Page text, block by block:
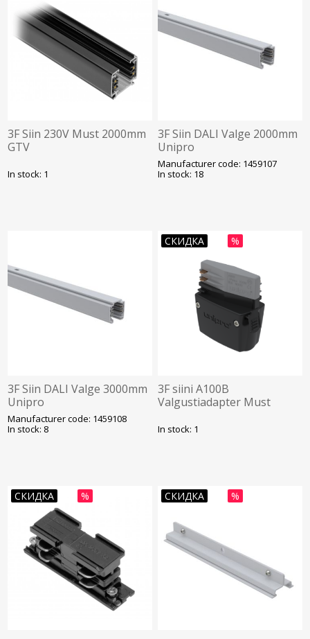
3F Siin 230V Must 2000mm
GTV
In stock: 1
3F Siin DALI Valge 2000mm
Unipro
Manufacturer code: 1459107
In stock: 18
3F Siin DALI Valge 3000mm
Unipro
Manufacturer code: 1459108
In stock: 8
СКИДКА %
3F siini A100B
Valgustiadapter Must
In stock: 1
СКИДКА % СКИДКА %